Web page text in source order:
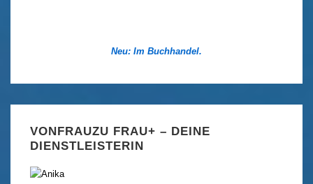
Neu: Im Buchhandel.
VONFRAUZU FRAU+ – DEINE
DIENSTLEISTERIN